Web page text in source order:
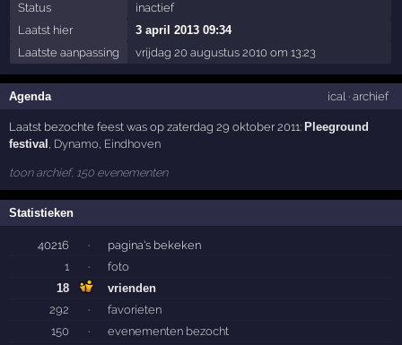
Status
inactief
Laatst hier
3 april 2013 09:34
Laatste aanpassing
vrijdag 20 augustus 2010 om 13:23
Agenda ical · archief
Laatst bezochte feest was op zaterdag 29 oktober 2011: Pleeground
festival , Dynamo, Eindhoven
toon archief, 150 evenementen
Statistieken
40216 ·
pagina's bekeken
1
·
foto
18
vrienden
292
·
favorieten
150
·
evenementen bezocht